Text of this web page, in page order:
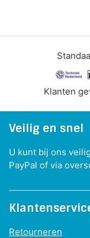
Klanten
Veilig en snel
U kunt bij ons
PayPal of via
Retourneren